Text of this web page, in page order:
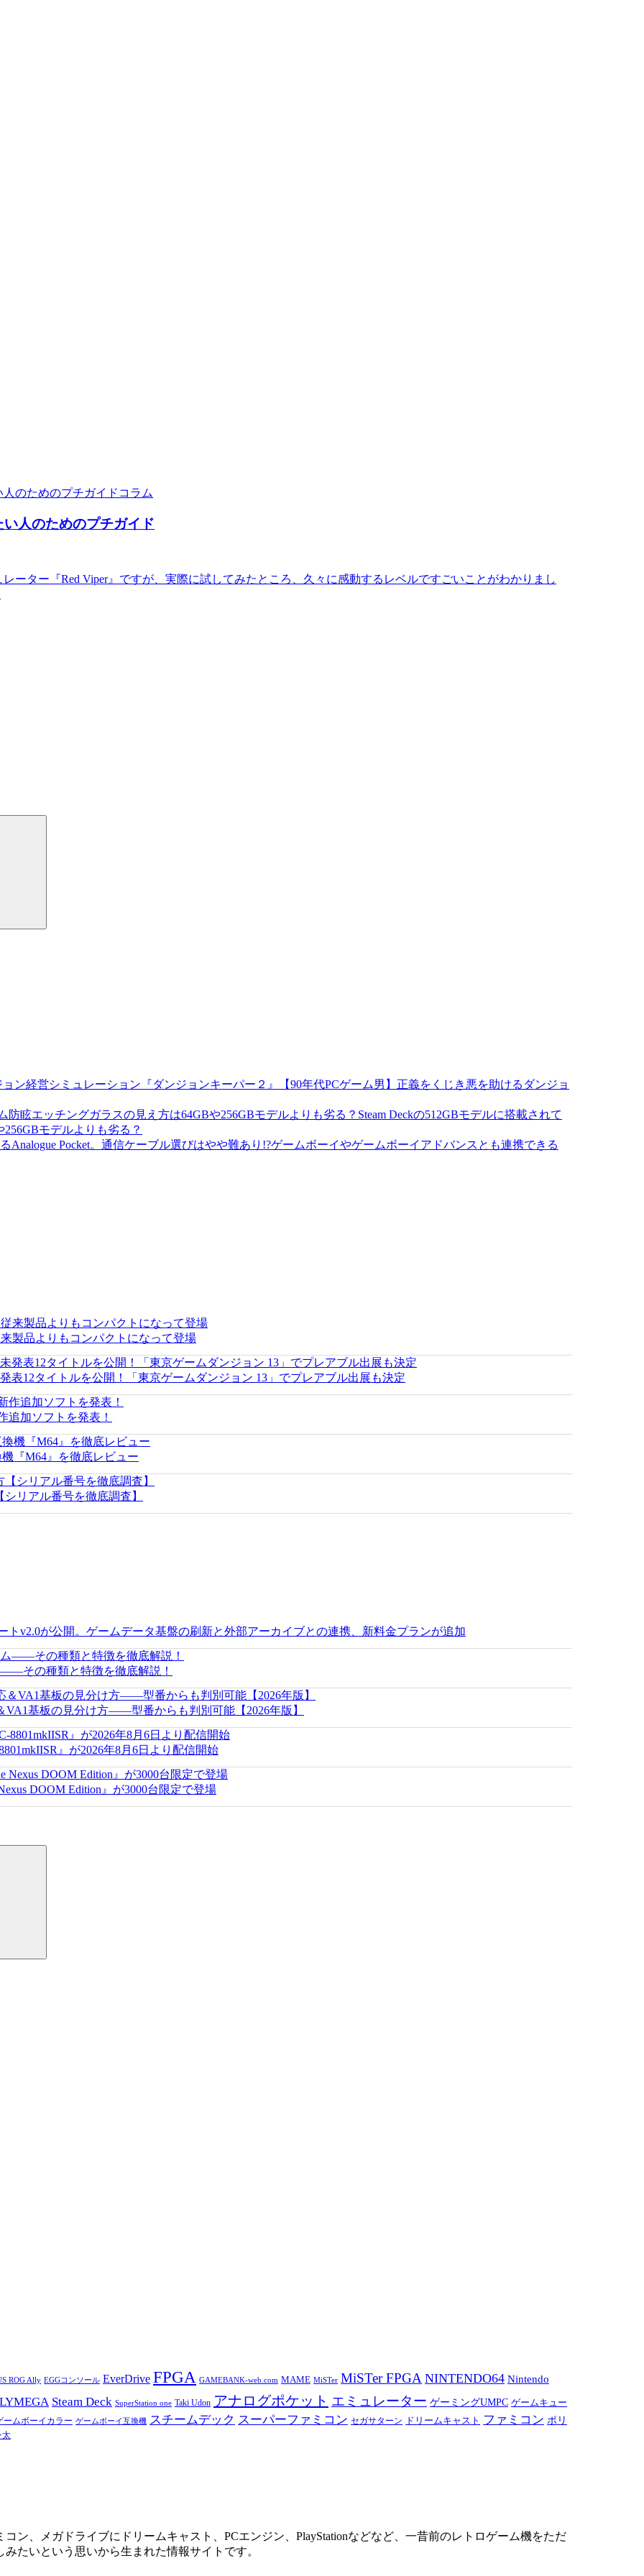
コラム
人のためのプチガイド
ーター『Red Viper』ですが、実際に試してみたところ、久々に感動するレベルですごいことがわかりまし
【90年代PCゲーム男】正義をくじき悪を助けるダンジョ
Steam Deckの512GBモデルに搭載されて
モデルよりも劣る？
ゲームボーイやゲームボーイアドバンスとも連携できる
来製品よりもコンパクトになって登場
表12タイトルを公開！「東京ゲームダンジョン 13」でプレアブル出展も決定
追加ソフトを発表！
『M64』を徹底レビュー
リアル番号を徹底調査】
トv2.0が公開。ゲームデータ基盤の刷新と外部アーカイブとの連携、新料金プランが追加
その種類と特徴を徹底解説！
基板の見分け方——型番からも判別可能【2026年版】
』が2026年8月6日より配信開始
DOOM Edition』が3000台限定で登場
ROG Ally EGGコンソール EverDrive FPGA GAMEBANK-web.com MAME MiSTer MiSTer FPGA NINTENDO64 Nintendo
Steam Deck SuperStation one Taki Udon アナログポケット エミュレーター ゲーミングUMPC ゲームキュー
ームボーイカラー ゲームボーイ互換機 スチームデック スーパーファミコン セガサターン ドリームキャスト ファミコン ポリ
太
ン、メガドライブにドリームキャスト、PCエンジン、PlayStationなどなど、一昔前のレトロゲーム機をただ
たいという思いから生まれた情報サイトです。